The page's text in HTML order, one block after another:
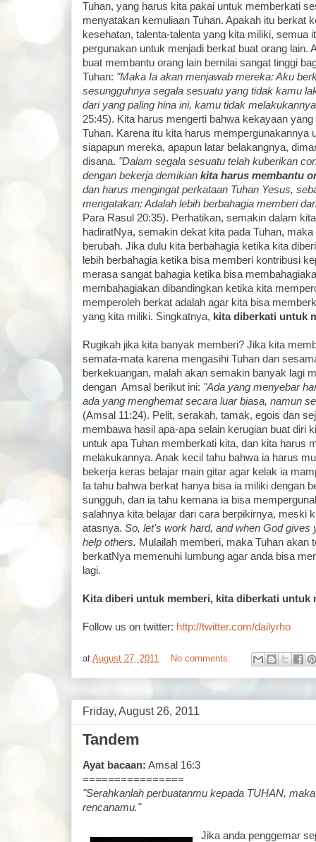
Tuhan, yang harus kita pakai untuk memberkati
menyatakan kemuliaan Tuhan. Apakah itu berkat
kesehatan, talenta-talenta yang kita miliki, semua
pergunakan untuk menjadi berkat buat orang lain.
buat membantu orang lain bernilai sangat tinggi
Tuhan: "Maka Ia akan menjawab mereka: Aku
sesungguhnya segala sesuatu yang tidak kamu
dari yang paling hina ini, kamu tidak
25:45). Kita harus mengerti bahwa kekayaan
Tuhan. Karena itu kita harus mempergunakannya
siapapun mereka, apapun latar belakangnya,
disana. "Dalam segala sesuatu telah kuberikan
dengan bekerja demikian kita harus membantu
dan harus mengingat perkataan Tuhan Yesus,
mengatakan: Adalah lebih berbahagia memberi
Para Rasul 20:35). Perhatikan, semakin dalam
hadiratNya, semakin dekat kita pada Tuhan,
berubah. Jika dulu kita berbahagia ketika kita
lebih berbahagia ketika bisa memberi kontribusi
merasa sangat bahagia ketika bisa
membahagiakan dibandingkan ketika kita
memperoleh berkat adalah agar kita bisa
yang kita miliki. Singkatnya, kita diberkati untuk
Rugikah jika kita banyak memberi? Jika kita
semata-mata karena mengasihi Tuhan dan
berkekuangan, malah akan semakin banyak lagi
dengan Amsal berikut ini: "Ada yang menyebar
ada yang menghemat secara luar biasa, namun
(Amsal 11:24). Pelit, serakah, tamak, egois dan
membawa hasil apa-apa selain kerugian buat diri
untuk apa Tuhan memberkati kita, dan kita harus
melakukannya. Anak kecil tahu bahwa ia harus
bekerja keras belajar main gitar agar kelak ia
Ia tahu bahwa berkat hanya bisa ia miliki dengan
sungguh, dan ia tahu kemana ia bisa
salahnya kita belajar dari cara berpikirnya, meski
atasnya. So, let's work hard, and when God gives
help others. Mulailah memberi, maka Tuhan akan
berkatNya memenuhi lumbung agar anda bisa
lagi.
Kita diberi untuk memberi, kita diberkati untuk
Follow us on twitter: http://twitter.com/dailyrho
at August 27, 2011 No comments:
Friday, August 26, 2011
Tandem
Ayat bacaan: Amsal 16:3
================
"Serahkanlah perbuatanmu kepada TUHAN,
rencanamu."
Jika anda penggemar